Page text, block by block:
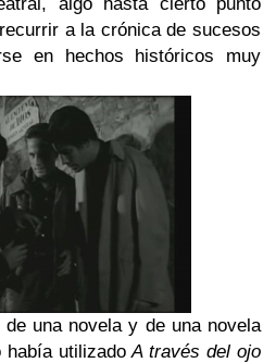
a la crónica de sucesos
en hechos históricos muy
una novela y de una novela
había utilizadoA través del ojo